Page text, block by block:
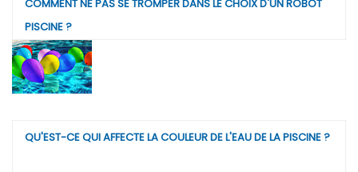
COMMENT NE PAS SE TROMPER DANS LE CHOIX D'UN ROBOT
PISCINE ?
QU'EST-CE QUI AFFECTE LA COULEUR DE L'EAU DE LA PISCINE ?